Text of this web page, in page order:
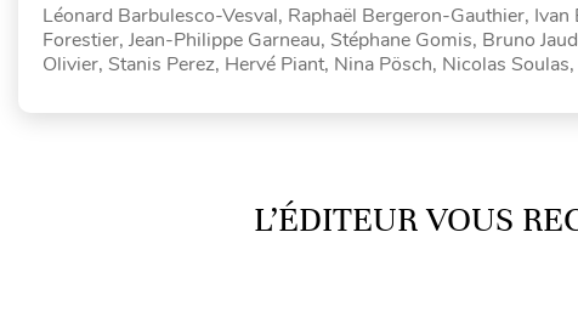
Léonard Barbulesco-Vesval, Raphaël Bergeron-Gauthier,
Forestier, Jean-Philippe Garneau, Stéphane Gomis, Bruno
Olivier, Stanis Perez, Hervé Piant, Nina Pösch, Nicolas
L’ÉDITEUR VOUS